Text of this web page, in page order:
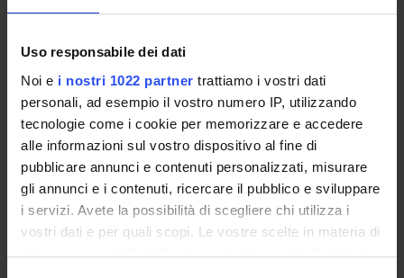
Uso responsabile dei dati
Noi e i nostri 1022 partner trattiamo i vostri dati
personali, ad esempio il vostro numero IP, utilizzando
tecnologie come i cookie per memorizzare e accedere
alle informazioni sul vostro dispositivo al fine di
pubblicare annunci e contenuti personalizzati, misurare
gli annunci e i contenuti, ricercare il pubblico e sviluppare
i servizi. Avete la possibilità di scegliere chi utilizza i
vostri dati e per quali scopi. Le vostre scelte in materia di
privacy sono applicabili solo su questa proprietà digitale
Presentazione
Insegnamenti
Calendario didattico
Orario lezioni
Piani didattici
Calendario esami
Bacheca avvisi
Proposte tesi e stage
Organi collegiali e di governo